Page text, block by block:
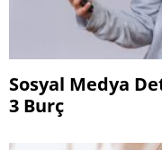
Sosyal Medya
3 Burç